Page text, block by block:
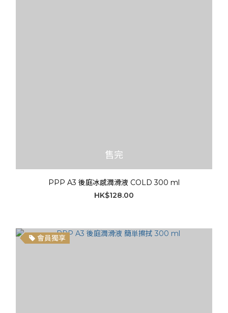
售完
PPP A3 後庭冰感潤滑液 COLD 300 ml
HK$128.00
會員獨享